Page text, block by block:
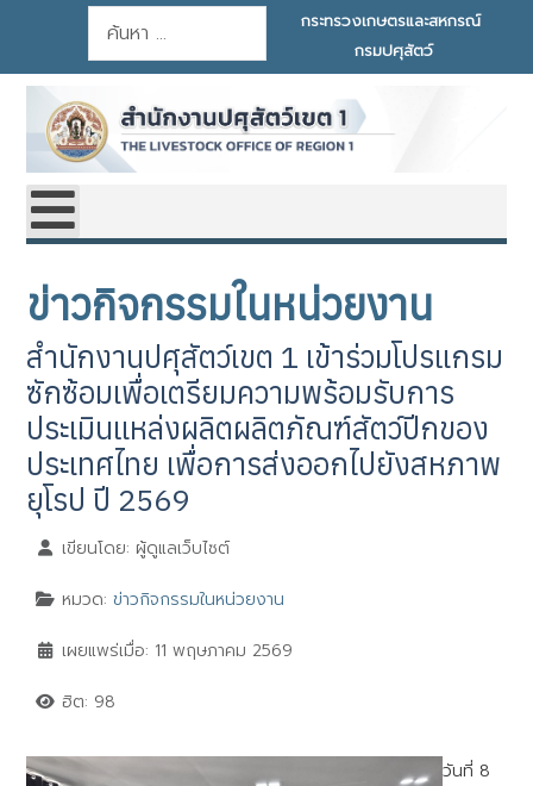
การค้นหา
กระทรวงเกษตรและสหกรณ์
กรมปศุสัตว์
ข่าวกิจกรรมในหน่วยงาน
สำนักงานปศุสัตว์เขต 1 เข้าร่วมโปรแกรม
ซักซ้อมเพื่อเตรียมความพร้อมรับการ
ประเมินแหล่งผลิตผลิตภัณฑ์สัตว์ปีกของ
ประเทศไทย เพื่อการส่งออกไปยังสหภาพ
ยุโรป ปี 2569
เขียนโดย: ผู้ดูแลเว็บไซต์
หมวด: ข่าวกิจกรรมในหน่วยงาน
เผยแพร่เมื่อ: 11 พฤษภาคม 2569
ฮิต: 98
วันที่ 8